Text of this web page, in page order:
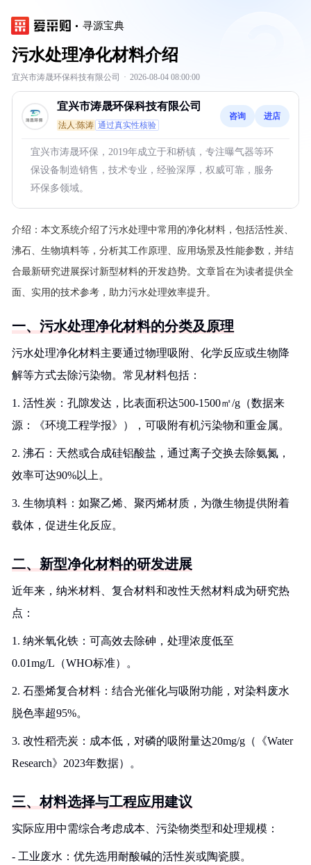
寻源宝典
污水处理净化材料介绍
宜兴市涛晟环保科技有限公司 · 2026-08-04 08:00:00
宜兴市涛晟环保科技有限公司
法人:陈涛 通过真实性核验
咨询 进店
宜兴市涛晟环保，2019年成立于和桥镇，专注曝气器等环
保设备制造销售，技术专业，经验深厚，权威可靠，服务
环保多领域。
介绍： 本文系统介绍了污水处理中常用的净化材料，包括活性炭、
沸石、生物填料等，分析其工作原理、应用场景及性能参数，并结
合最新研究进展探讨新型材料的开发趋势。文章旨在为读者提供全
面、实用的技术参考，助力污水处理效率提升。
一、污水处理净化材料的分类及原理
污水处理净化材料主要通过物理吸附、化学反应或生物降
解等方式去除污染物。常见材料包括：
1. 活性炭：孔隙发达，比表面积达500-1500㎡/g（数据来
源：《环境工程学报》），可吸附有机污染物和重金属。
2. 沸石：天然或合成硅铝酸盐，通过离子交换去除氨氮，
效率可达90%以上。
3. 生物填料：如聚乙烯、聚丙烯材质，为微生物提供附着
载体，促进生化反应。
二、新型净化材料的研发进展
近年来，纳米材料、复合材料和改性天然材料成为研究热
点：
1. 纳米氧化铁：可高效去除砷，处理浓度低至
0.01mg/L（WHO标准）。
2. 石墨烯复合材料：结合光催化与吸附功能，对染料废水
脱色率超95%。
3. 改性稻壳炭：成本低，对磷的吸附量达20mg/g（《Water
Research》2023年数据）。
三、材料选择与工程应用建议
实际应用中需综合考虑成本、污染物类型和处理规模：
- 工业废水：优先选用耐酸碱的活性炭或陶瓷膜。